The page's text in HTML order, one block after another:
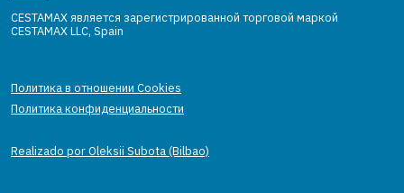
CESTAMAX является зарегистрированной торговой маркой
CESTAMAX LLC, Spain
Политика в отношении Cookies
Политика конфиденциальности
Realizado por Oleksii Subota (Bilbao)